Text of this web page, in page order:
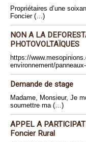
Propriétaires d’une
Foncier (…)
NON A LA
PHOTOVOLTAÏQUES
https://
environnement/
Demande de stage
Madame, Monsieur, Je
soumettre ma (…)
APPEL A
Foncier Rural